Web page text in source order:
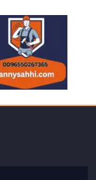
تخطي
المحتوى